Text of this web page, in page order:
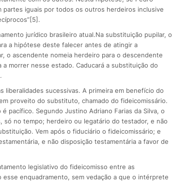
iguais por todos os outros herdeiros inclusive
jurídico brasileiro atual.Na substituição pupilar, o
a hipótese deste falecer antes de atingir a
o ascendente nomeia herdeiro para o descendente
morrer nesse estado. Caducará a substituição do
liberalidades sucessivas. A primeira em benefício do
proveito do substituto, chamado do fideicomissário.
pacífico. Segundo Justino Adriano Farias da Silva, o
só no tempo; herdeiro ou legatário do testador, e não
Vem após o fiduciário o fideicomissário; e
e não disposição testamentária a favor de
legislativo do fideicomisso entre as
enquadramento, sem vedação a que o intérprete